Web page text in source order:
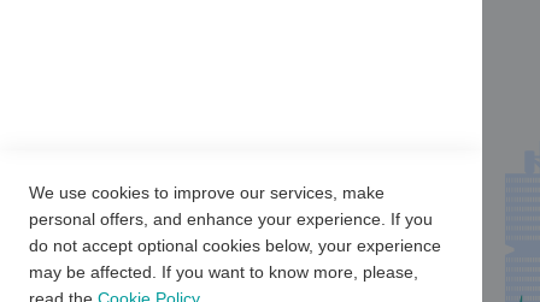
We use cookies to improve our services, make
personal offers, and enhance your experience. If you
do not accept optional cookies below, your experience
may be affected. If you want to know more, please,